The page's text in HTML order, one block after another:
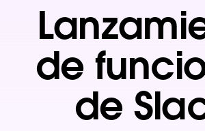
de
de